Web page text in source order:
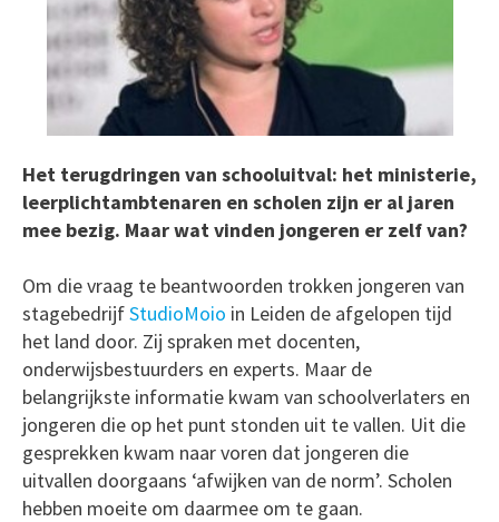
Het terugdringen van schooluitval: het ministerie,
leerplichtambtenaren en scholen zijn er al jaren
mee bezig. Maar wat vinden jongeren er zelf van?
Om die vraag te beantwoorden trokken jongeren van
stagebedrijfStudioMoio in Leiden de afgelopen tijd
het land door. Zij spraken met docenten,
onderwijsbestuurders en experts. Maar de
belangrijkste informatie kwam van schoolverlaters en
jongeren die op het punt stonden uit te vallen. Uit die
gesprekken kwam naar voren dat jongeren die
uitvallen doorgaans ‘afwijken van de norm’. Scholen
hebben moeite om daarmee om te gaan.